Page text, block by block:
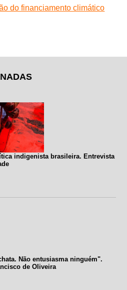
do financiamento climático
indigenista brasileira. Entrevista
Não entusiasma ninguém".
de Oliveira